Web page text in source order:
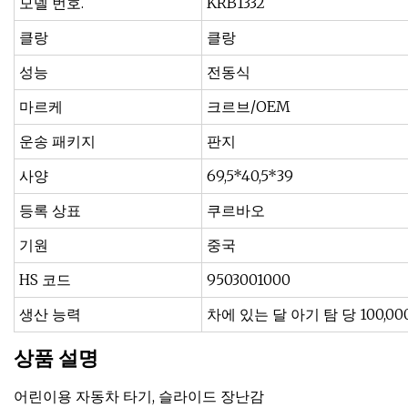
클랑
클랑
성능
전동식
마르케
크르브/OEM
운송 패키지
판지
사양
69,5*40,5*39
등록 상표
쿠르바오
기원
중국
HS 코드
9503001000
생산 능력
차에 있는 달 아기 탐 당
상품 설명
어린이용 자동차 타기, 슬라이드 장난감